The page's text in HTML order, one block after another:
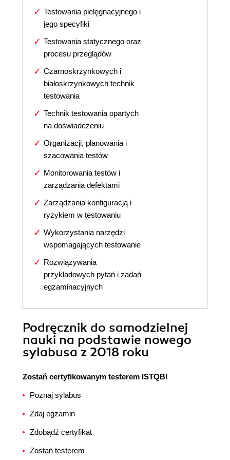
Testowania pielęgnacyjnego i
jego specyfiki
Testowania statycznego oraz
procesu przeglądów
Czarnoskrzynkowych i
białoskrzynkowych technik
testowania
Technik testowania opartych
na doświadczeniu
Organizacji, planowania i
szacowania testów
Monitorowania testów i
zarządzania defektami
Zarządzania konfiguracją i
ryzykiem w testowaniu
Wykorzystania narzędzi
wspomagających testowanie
Rozwiązywania
przykładowych pytań i zadań
egzaminacyjnych
Podręcznik do samodzielnej
nauki na podstawie nowego
sylabusa z 2018 roku
Zostań certyfikowanym testerem ISTQB!
Poznaj sylabus
Zdaj egzamin
Zdobądź certyfikat
Zostań testerem